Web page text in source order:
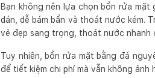
Bạn không nên lựa chọn bồn rửa
dán, dễ bám bẩn và thoát nước kém.
vẻ đẹp sang trọng, thoát nước nhanh
Tuy nhiên, bồn rửa mặt bằng đá
để tiết kiệm chi phí mà vẫn không